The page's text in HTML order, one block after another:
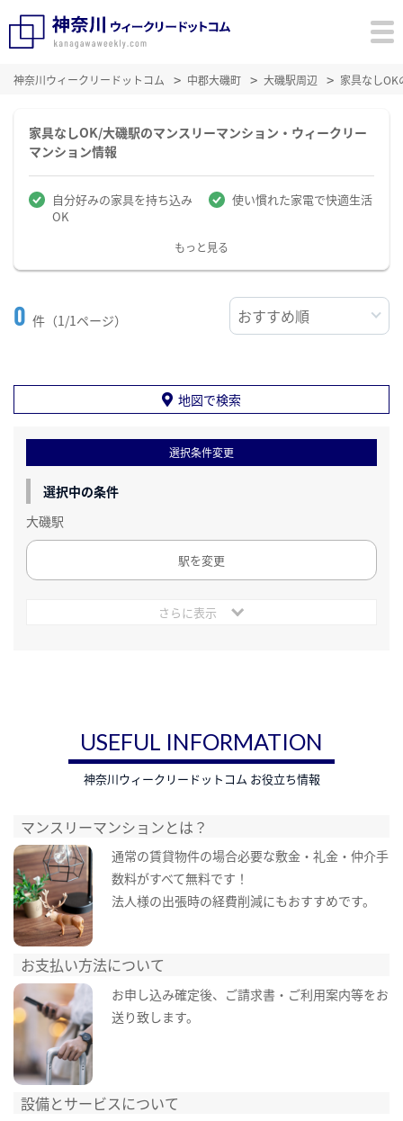
神奈川ウィークリードットコム 中郡大磯町 大磯駅周辺 家具なし
家具なしOK/大磯駅のマンスリーマンション・ウィークリー
マンション情報
自分好みの家具を持ち込み
OK
使い慣れた家電で快適生活
もっと見る
0 件（1/1ページ）
地図で検索
選択条件変更
選択中の条件
大磯駅
駅を変更
さらに表示
USEFUL INFORMATION
神奈川ウィークリードットコム お役立ち情報
マンスリーマンションとは？
通常の賃貸物件の場合必要な敷金・礼金・仲介手
数料がすべて無料です！
法人様の出張時の経費削減にもおすすめです。
お支払い方法について
お申し込み確定後、ご請求書・ご利用案内等をお
送り致します。
設備とサービスについて